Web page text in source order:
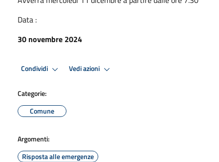
Data :
30 novembre 2024
Condividi Vedi azioni
Categorie:
Comune
Argomenti:
Risposta alle emergenze